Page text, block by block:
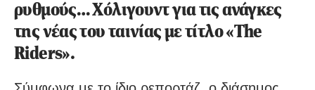
ρυθμούς… Χόλιγουντ για τις ανάγκες
της νέας του ταινίας με τίτλο «The
Riders».